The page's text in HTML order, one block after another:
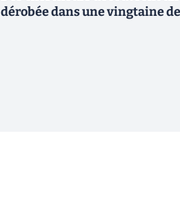
dérobée dans une vingtaine